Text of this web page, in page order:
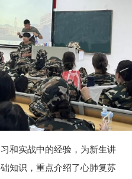
和实战中的经验，为新生讲
知识，重点介绍了心肺复苏